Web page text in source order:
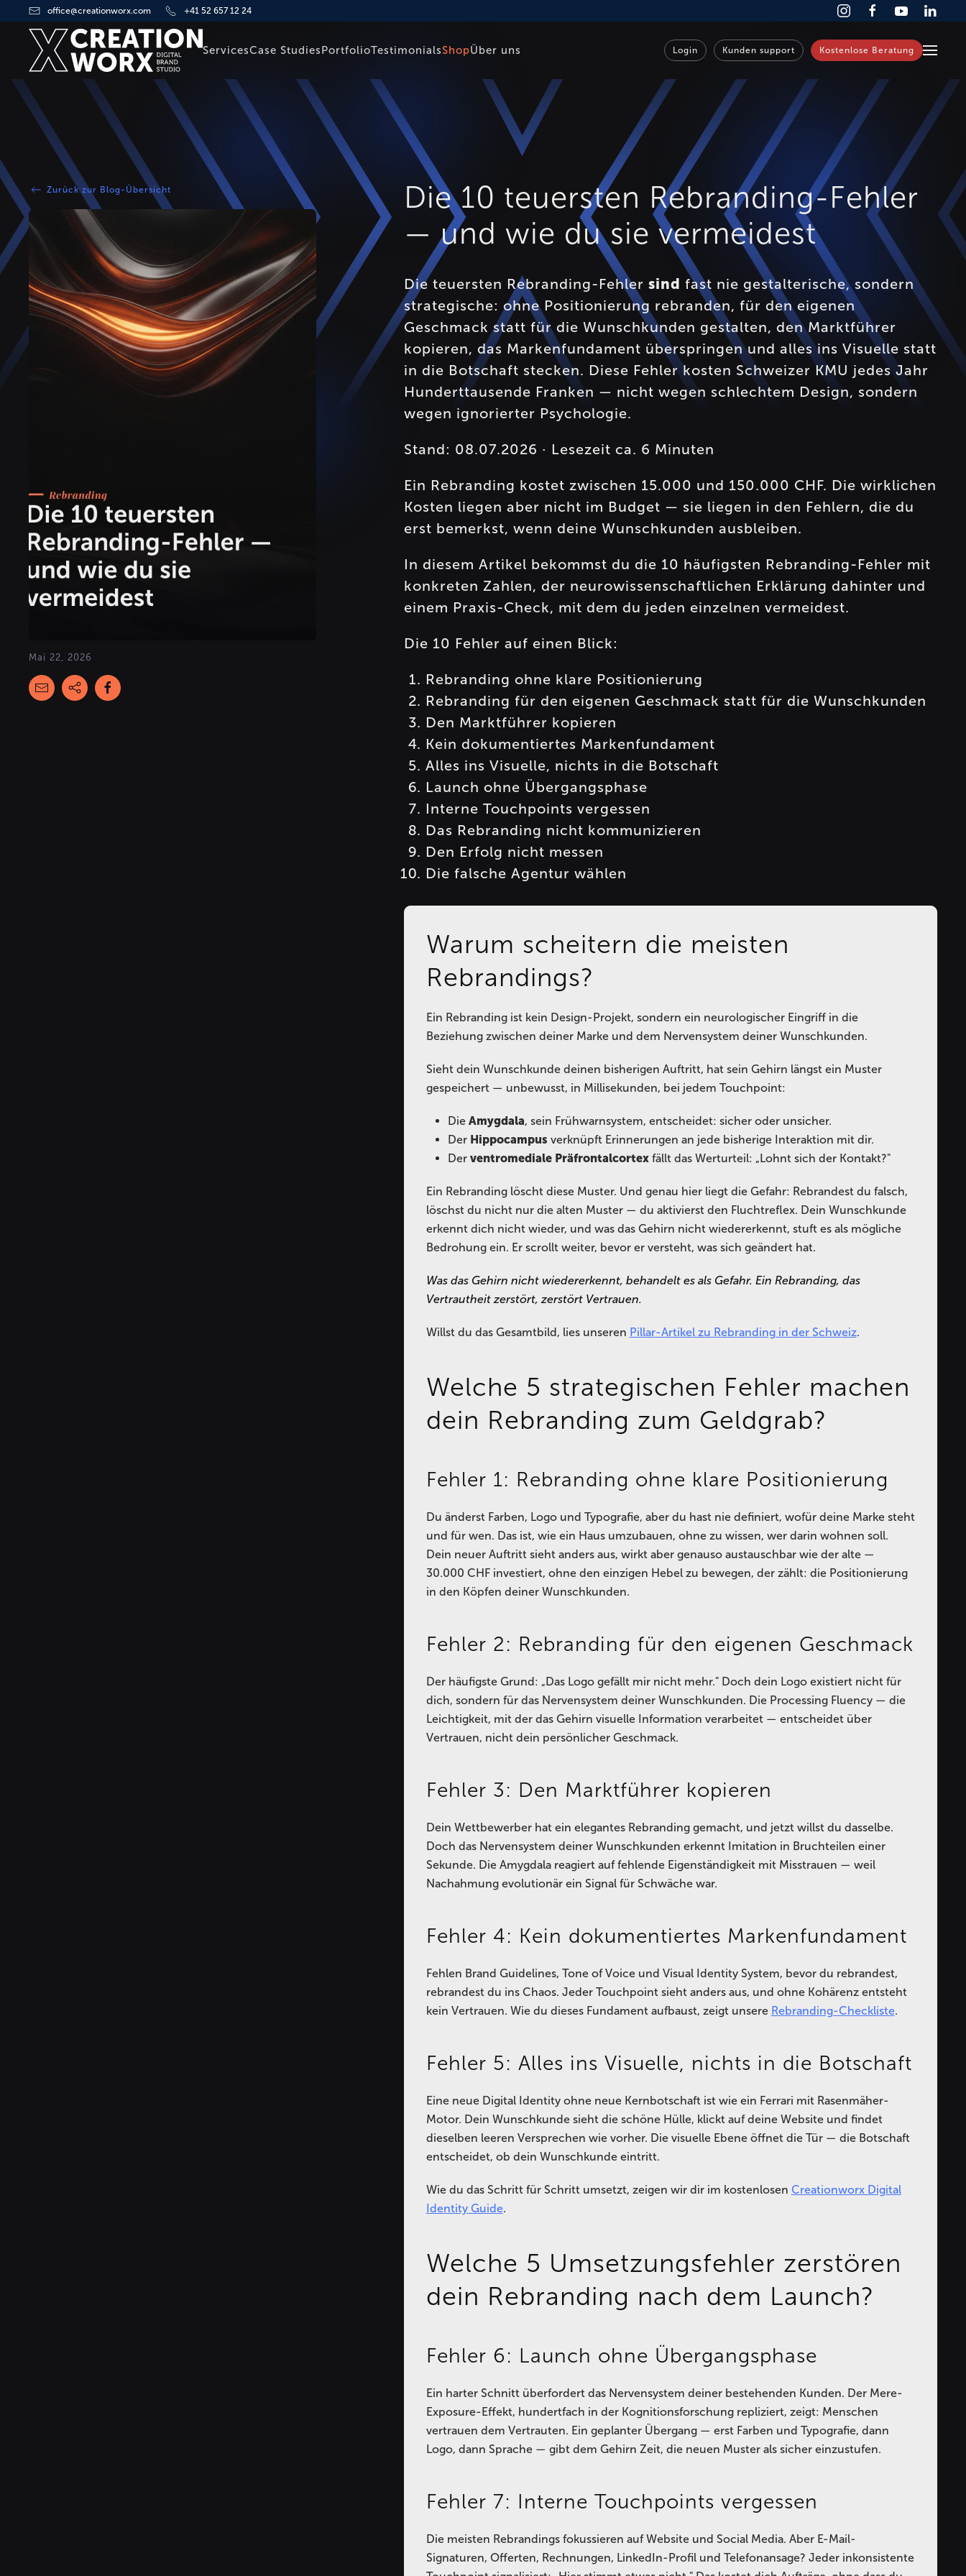
office@creationworx.com +41 52 657 12 24
ServicesCase StudiesPortfolioTestimonialsShopÜber uns Login Kunden support Kostenlose Beratung
Zum Hauptinhalt springen
Zurück zur Blog-Übersicht
Mai 22, 2026
Die 10 teuersten Rebranding-Fehler
— und wie du sie vermeidest
Die teuersten Rebranding-Fehler sind fast nie gestalterische, sondern
strategische: ohne Positionierung rebranden, für den eigenen
Geschmack statt für die Wunschkunden gestalten, den Marktführer
kopieren, das Markenfundament überspringen und alles ins Visuelle statt
in die Botschaft stecken. Diese Fehler kosten Schweizer KMU jedes Jahr
Hunderttausende Franken — nicht wegen schlechtem Design, sondern
wegen ignorierter Psychologie.
Stand: 08.07.2026 · Lesezeit ca. 6 Minuten
Ein Rebranding kostet zwischen 15.000 und 150.000 CHF. Die wirklichen
Kosten liegen aber nicht im Budget — sie liegen in den Fehlern, die du
erst bemerkst, wenn deine Wunschkunden ausbleiben.
In diesem Artikel bekommst du die 10 häufigsten Rebranding-Fehler mit
konkreten Zahlen, der neurowissenschaftlichen Erklärung dahinter und
einem Praxis-Check, mit dem du jeden einzelnen vermeidest.
Die 10 Fehler auf einen Blick:
Rebranding ohne klare Positionierung
Rebranding für den eigenen Geschmack statt für die Wunschkunden
Den Marktführer kopieren
Kein dokumentiertes Markenfundament
Alles ins Visuelle, nichts in die Botschaft
Launch ohne Übergangsphase
Interne Touchpoints vergessen
Das Rebranding nicht kommunizieren
Den Erfolg nicht messen
Die falsche Agentur wählen
Warum scheitern die meisten
Rebrandings?
Ein Rebranding ist kein Design-Projekt, sondern ein neurologischer Eingriff in die
Beziehung zwischen deiner Marke und dem Nervensystem deiner Wunschkunden.
Sieht dein Wunschkunde deinen bisherigen Auftritt, hat sein Gehirn längst ein Muster
gespeichert — unbewusst, in Millisekunden, bei jedem Touchpoint:
Die Amygdala, sein Frühwarnsystem, entscheidet: sicher oder unsicher.
Der Hippocampus verknüpft Erinnerungen an jede bisherige Interaktion mit dir.
Der ventromediale Präfrontalcortexfällt das Werturteil: „Lohnt sich der Kontakt?"
Ein Rebranding löscht diese Muster. Und genau hier liegt die Gefahr: Rebrandest du falsch,
löschst du nicht nur die alten Muster — du aktivierst den Fluchtreflex. Dein Wunschkunde
erkennt dich nicht wieder, und was das Gehirn nicht wiedererkennt, stuft es als mögliche
Bedrohung ein. Er scrollt weiter, bevor er versteht, was sich geändert hat.
Was das Gehirn nicht wiedererkennt, behandelt es als Gefahr. Ein Rebranding, das
Vertrautheit zerstört, zerstört Vertrauen.
Willst du das Gesamtbild, lies unseren Pillar-Artikel zu Rebranding in der Schweiz.
Welche 5 strategischen Fehler machen
dein Rebranding zum Geldgrab?
Fehler 1: Rebranding ohne klare Positionierung
Du änderst Farben, Logo und Typografie, aber du hast nie definiert, wofür deine Marke steht
und für wen. Das ist, wie ein Haus umzubauen, ohne zu wissen, wer darin wohnen soll.
Dein neuer Auftritt sieht anders aus, wirkt aber genauso austauschbar wie der alte —
30.000 CHF investiert, ohne den einzigen Hebel zu bewegen, der zählt: die Positionierung
in den Köpfen deiner Wunschkunden.
Fehler 2: Rebranding für den eigenen Geschmack
Der häufigste Grund: „Das Logo gefällt mir nicht mehr." Doch dein Logo existiert nicht für
dich, sondern für das Nervensystem deiner Wunschkunden. Die Processing Fluency — die
Leichtigkeit, mit der das Gehirn visuelle Information verarbeitet — entscheidet über
Vertrauen, nicht dein persönlicher Geschmack.
Fehler 3: Den Marktführer kopieren
Dein Wettbewerber hat ein elegantes Rebranding gemacht, und jetzt willst du dasselbe.
Doch das Nervensystem deiner Wunschkunden erkennt Imitation in Bruchteilen einer
Sekunde. Die Amygdala reagiert auf fehlende Eigenständigkeit mit Misstrauen — weil
Nachahmung evolutionär ein Signal für Schwäche war.
Fehler 4: Kein dokumentiertes Markenfundament
Fehlen Brand Guidelines, Tone of Voice und Visual Identity System, bevor du rebrandest,
rebrandest du ins Chaos. Jeder Touchpoint sieht anders aus, und ohne Kohärenz entsteht
kein Vertrauen. Wie du dieses Fundament aufbaust, zeigt unsere Rebranding-Checkliste.
Fehler 5: Alles ins Visuelle, nichts in die Botschaft
Eine neue Digital Identity ohne neue Kernbotschaft ist wie ein Ferrari mit Rasenmäher-
Motor. Dein Wunschkunde sieht die schöne Hülle, klickt auf deine Website und findet
dieselben leeren Versprechen wie vorher. Die visuelle Ebene öffnet die Tür — die Botschaft
entscheidet, ob dein Wunschkunde eintritt.
Wie du das Schritt für Schritt umsetzt, zeigen wir dir im kostenlosen Creationworx Digital
Identity Guide.
Welche 5 Umsetzungsfehler zerstören
dein Rebranding nach dem Launch?
Fehler 6: Launch ohne Übergangsphase
Ein harter Schnitt überfordert das Nervensystem deiner bestehenden Kunden. Der Mere-
Exposure-Effekt, hundertfach in der Kognitionsforschung repliziert, zeigt: Menschen
vertrauen dem Vertrauten. Ein geplanter Übergang — erst Farben und Typografie, dann
Logo, dann Sprache — gibt dem Gehirn Zeit, die neuen Muster als sicher einzustufen.
Fehler 7: Interne Touchpoints vergessen
Die meisten Rebrandings fokussieren auf Website und Social Media. Aber E-Mail-
Signaturen, Offerten, Rechnungen, LinkedIn-Profil und Telefonansage? Jeder inkonsistente